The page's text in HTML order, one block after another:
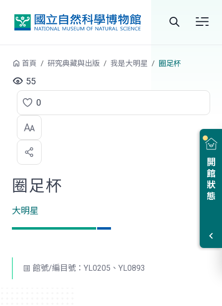
站
尋
開館狀態
首頁 研究典藏與出版 我是大明星 圈足杯
55
點
選
喜
歡
0
圈足杯
大明星
館號/編目號：YL0205、YL0893